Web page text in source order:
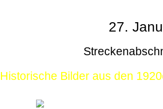
27.
Historische Bilder aus den